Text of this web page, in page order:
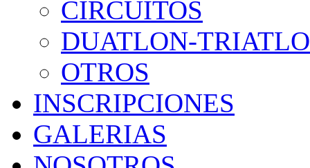
CIRCUITOS
DUATLON-
OTROS
INSCRIPCIONES
GALERIAS